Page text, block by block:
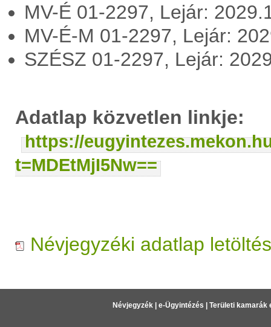
MV-É 01-2297, Lejár:
MV-É-M 01-2297, Lejár:
SZÉSZ 01-2297, Lejár:
Adatlap közvetlen linkje:
https://
t=MDEtMjI5Nw==
Névjegyzéki adatlap
Névjegyzék| e-Ügyintézés Területi kamarák